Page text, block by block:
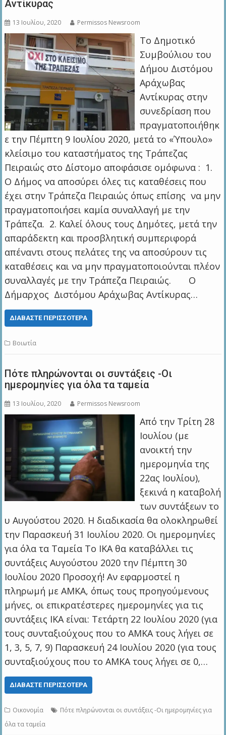
Αντίκυρας
13 Ιουλίου, 2020 Permissos Newsroom
Το Δημοτικό
Συμβούλιου του
Δήμου Διστόμου
Αράχωβας
Αντίκυρας στην
συνεδρίαση που
πραγματοποιήθηκ
ε την Πέμπτη 9 Ιουλίου 2020, μετά το «Ύπουλο»
κλείσιμο του καταστήματος της Τράπεζας
Πειραιώς στο Δίστομο αποφάσισε ομόφωνα : 1.
Ο Δήμος να αποσύρει όλες τις καταθέσεις που
έχει στην Τράπεζα Πειραιώς όπως επίσης να μην
πραγματοποιήσει καμία συναλλαγή με την
Τράπεζα. 2. Καλεί όλους τους Δημότες, μετά την
απαράδεκτη και προσβλητική συμπεριφορά
απέναντι στους πελάτες της να αποσύρουν τις
καταθέσεις και να μην πραγματοποιούνται πλέον
συναλλαγές με την Τράπεζα Πειραιώς. Ο
Δήμαρχος Διστόμου Αράχωβας Αντίκυρας…
ΔΙΑΒΆΣΤΕ ΠΕΡΙΣΣΌΤΕΡΑ
Βοιωτία
Πότε πληρώνονται οι συντάξεις -Οι
ημερομηνίες για όλα τα ταμεία
13 Ιουλίου, 2020 Permissos Newsroom
Από την Τρίτη 28
Ιουλίου (με
ανοικτή την
ημερομηνία της
22ας Ιουλίου),
ξεκινά η καταβολή
των συντάξεων το
υ Αυγούστου 2020. Η διαδικασία θα ολοκληρωθεί
την Παρασκευή 31 Ιουλίου 2020. Oι ημερομηνίες
για όλα τα Ταμεία Το ΙΚΑ θα καταβάλλει τις
συντάξεις Αυγούστου 2020 την Πέμπτη 30
Ιουλίου 2020 Προσοχή! Αν εφαρμοστεί η
πληρωμή με ΑΜΚΑ, όπως τους προηγούμενους
μήνες, οι επικρατέστερες ημερομηνίες για τις
συντάξεις ΙΚΑ είναι: Τετάρτη 22 Ιουλίου 2020 (για
τους συνταξιούχους που το ΑΜΚΑ τους λήγει σε
1, 3, 5, 7, 9) Παρασκευή 24 Ιουλίου 2020 (για τους
συνταξιούχους που το ΑΜΚΑ τους λήγει σε 0,…
ΔΙΑΒΆΣΤΕ ΠΕΡΙΣΣΌΤΕΡΑ
Οικονομία
Πότε πληρώνονται οι συντάξεις -Οι ημερομηνίες για
όλα τα ταμεία